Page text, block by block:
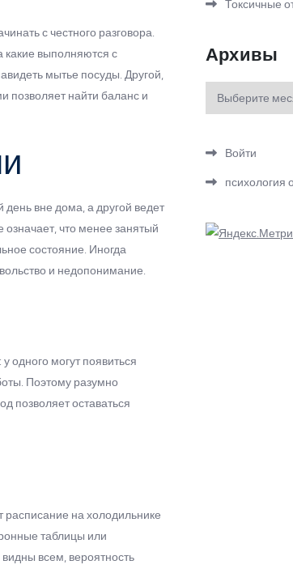
с честного разговора.
какие выполняются с
мытье посуды. Другой,
позволяет найти баланс и
день вне дома, а другой ведет
означает, что менее занятый
состояние. Иногда
и недопонимание.
одного могут появиться
Поэтому разумно
позволяет оставаться
расписание на холодильнике
таблицы или
всем, вероятность
Токсичные
Архивы
Архивы
Войти